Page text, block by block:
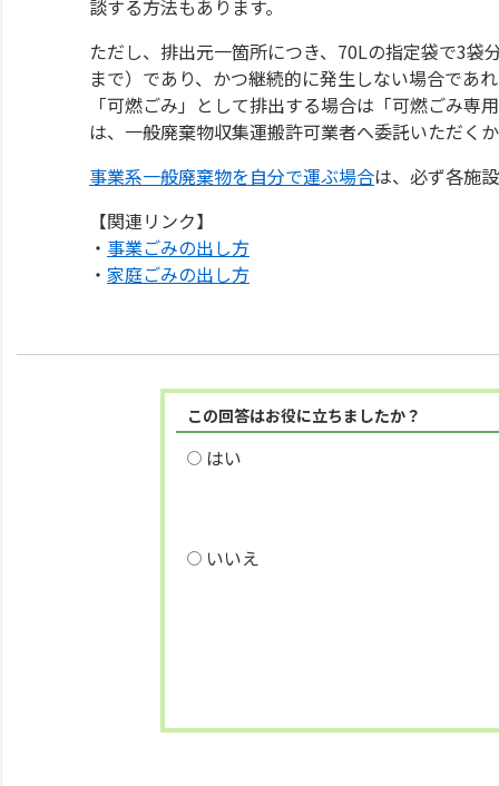
談する方法もあります。
ただし、排出元一箇所につき、70Lの指定袋で3
まで）であり、かつ継続的に発生しない場合であ
「可燃ごみ」として排出する場合は「可燃ごみ
は、一般廃棄物収集運搬許可業者へ委託いただく
事業系一般廃棄物を自分で運ぶ場合は、必ず各施
【関連リンク】
・ 事業ごみの出し方
・ 家庭ごみの出し方
この回答はお役に立ちましたか？
はい
いいえ